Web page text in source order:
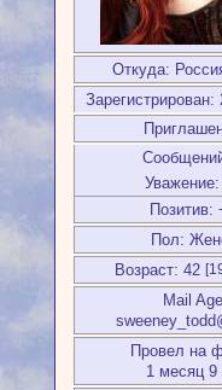
Откуда:
Зарегистрирован:
Уважение:
Позитив:
Пол:
Возраст: 42
Mail
Провел на
1 месяц 9